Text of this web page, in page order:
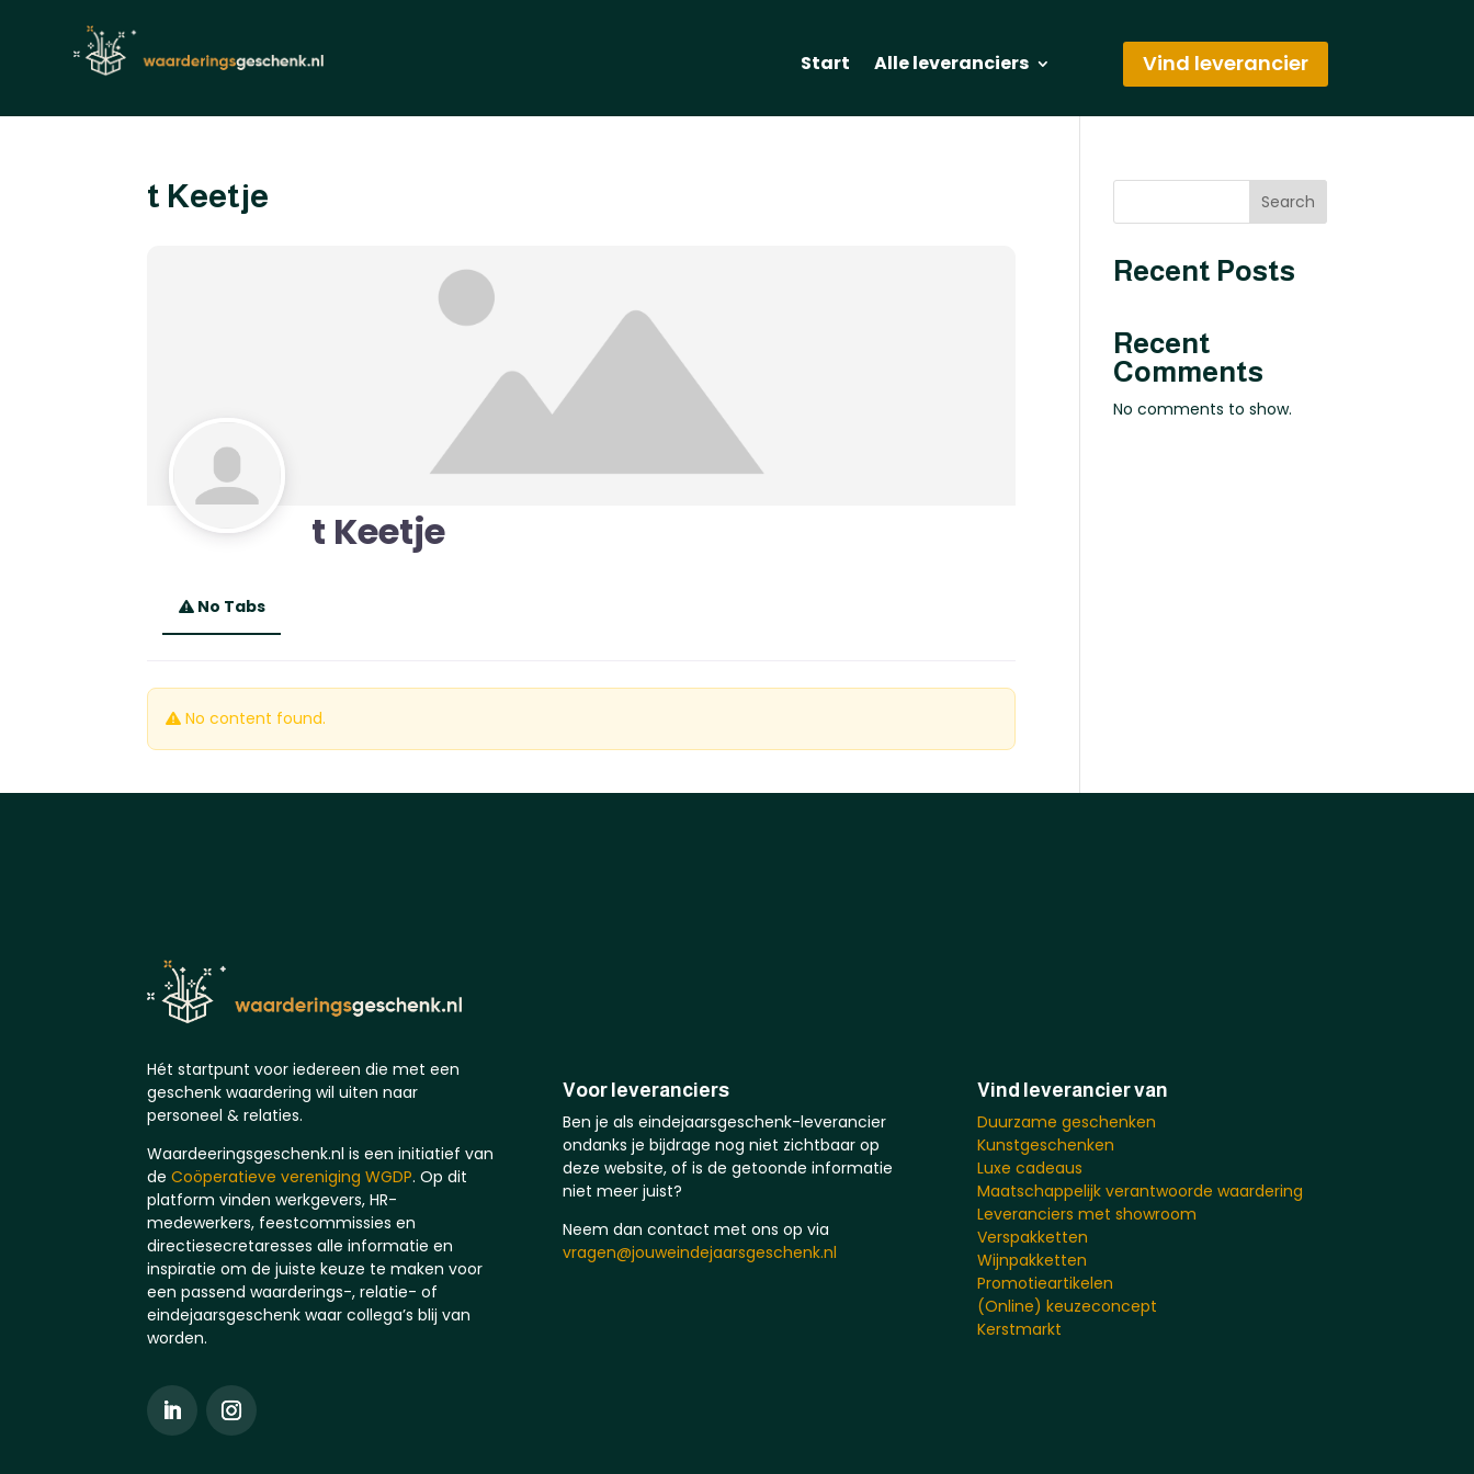
Start Alle leveranciers Vind leverancier
t Keetje
t Keetje
No Tabs
No content found.
Search
Recent Posts
Recent
Comments
No comments to show.
Hét startpunt voor iedereen die met een
geschenk waardering wil uiten naar
personeel & relaties.
Waardeeringsgeschenk.nl is een initiatief van
de Coöperatieve vereniging WGDP. Op dit
platform vinden werkgevers, HR-
medewerkers, feestcommissies en
directiesecretaresses alle informatie en
inspiratie om de juiste keuze te maken voor
een passend waarderings-, relatie- of
eindejaarsgeschenk waar collega’s blij van
worden.
Voor leveranciers
Ben je als eindejaarsgeschenk-leverancier
ondanks je bijdrage nog niet zichtbaar op
deze website, of is de getoonde informatie
niet meer juist?
Neem dan contact met ons op via
vragen@jouweindejaarsgeschenk.nl
Vind leverancier van
Duurzame geschenken
Kunstgeschenken
Luxe cadeaus
Maatschappelijk verantwoorde waardering
Leveranciers met showroom
Verspakketten
Wijnpakketten
Promotieartikelen
(Online) keuzeconcept
Kerstmarkt